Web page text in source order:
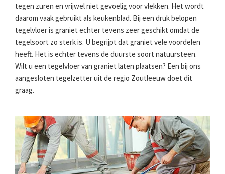
tegen zuren en vrijwel niet gevoelig voor vlekken. Het wordt
daarom vaak gebruikt als keukenblad. Bij een druk belopen
tegelvloer is graniet echter tevens zeer geschikt omdat de
tegelsoort zo sterk is. U begrijpt dat graniet vele voordelen
heeft. Het is echter tevens de duurste soort natuursteen.
Wilt u een tegelvloer van graniet laten plaatsen? Een bij ons
aangesloten tegelzetter uit de regio Zoutleeuw doet dit
graag.